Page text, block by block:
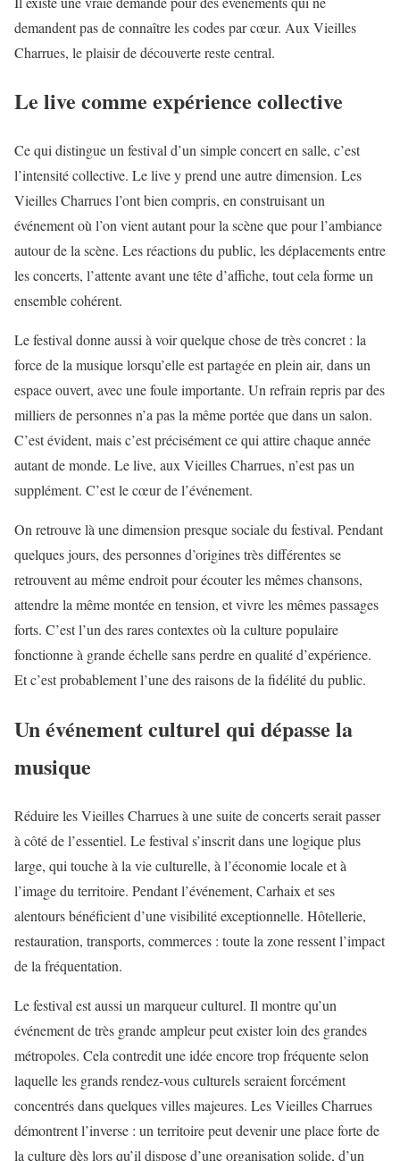
demandent pas de connaître les codes par cœur. Aux Vieilles
Charrues, le plaisir de découverte reste central.
Le live comme expérience collective
Ce qui distingue un festival d’un simple concert en salle, c’est
l’intensité collective. Le live y prend une autre dimension. Les
Vieilles Charrues l’ont bien compris, en construisant un
événement où l’on vient autant pour la scène que pour l’ambiance
autour de la scène. Les réactions du public, les déplacements entre
les concerts, l’attente avant une tête d’affiche, tout cela forme un
ensemble cohérent.
Le festival donne aussi à voir quelque chose de très concret : la
force de la musique lorsqu’elle est partagée en plein air, dans un
espace ouvert, avec une foule importante. Un refrain repris par des
milliers de personnes n’a pas la même portée que dans un salon.
C’est évident, mais c’est précisément ce qui attire chaque année
autant de monde. Le live, aux Vieilles Charrues, n’est pas un
supplément. C’est le cœur de l’événement.
On retrouve là une dimension presque sociale du festival. Pendant
quelques jours, des personnes d’origines très différentes se
retrouvent au même endroit pour écouter les mêmes chansons,
attendre la même montée en tension, et vivre les mêmes passages
forts. C’est l’un des rares contextes où la culture populaire
fonctionne à grande échelle sans perdre en qualité d’expérience.
Et c’est probablement l’une des raisons de la fidélité du public.
Un événement culturel qui dépasse la
musique
Réduire les Vieilles Charrues à une suite de concerts serait passer
à côté de l’essentiel. Le festival s’inscrit dans une logique plus
large, qui touche à la vie culturelle, à l’économie locale et à
l’image du territoire. Pendant l’événement, Carhaix et ses
alentours bénéficient d’une visibilité exceptionnelle. Hôtellerie,
restauration, transports, commerces : toute la zone ressent l’impact
de la fréquentation.
Le festival est aussi un marqueur culturel. Il montre qu’un
événement de très grande ampleur peut exister loin des grandes
métropoles. Cela contredit une idée encore trop fréquente selon
laquelle les grands rendez-vous culturels seraient forcément
concentrés dans quelques villes majeures. Les Vieilles Charrues
démontrent l’inverse : un territoire peut devenir une place forte de
la culture dès lors qu’il dispose d’une organisation solide, d’un